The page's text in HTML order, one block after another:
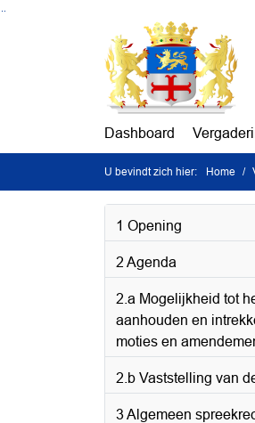
Ga naar de inhoud van deze pagina
Dashboard
U bevindt zich hier: Home
1 Opening
2 Agenda
2.a Mogelijkheid tot
aanhouden en
moties en
2.b Vaststelling van
3 Algemeen